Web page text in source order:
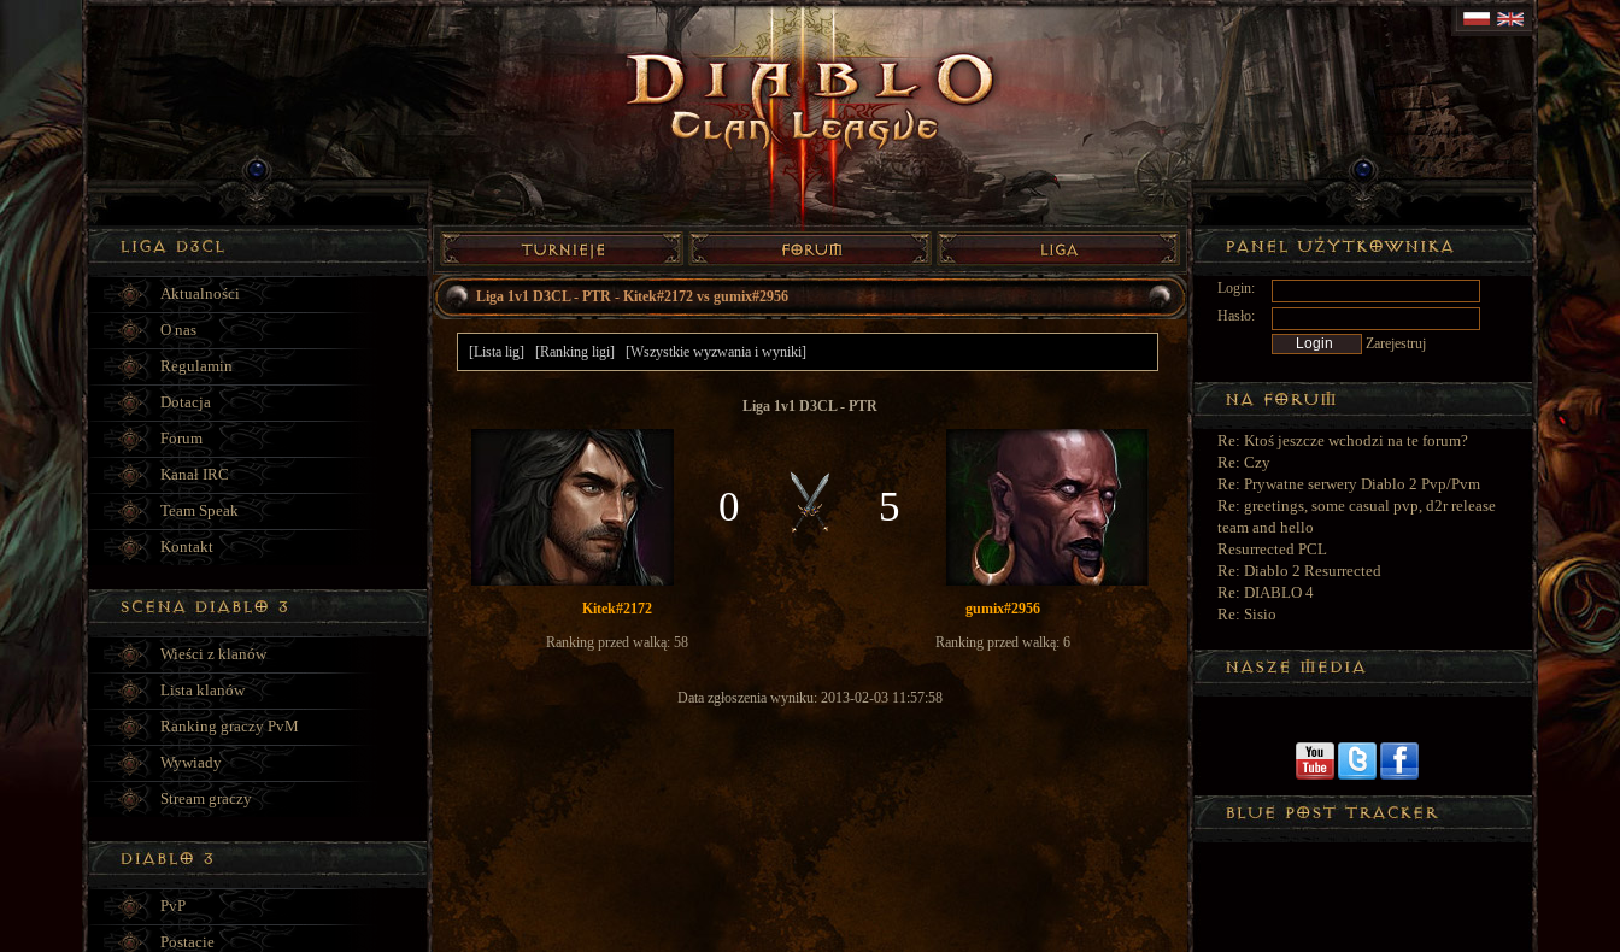
Liga 1v1 D3CL - PTR - Kitek#2172 vs gumix#2956
[Lista lig] [Ranking ligi] [Wszystkie wyzwania i wyniki]
Liga 1v1 D3CL - PTR
0 5
Kitek#2172
gumix#2956
Ranking przed walką: 58
Ranking przed walką: 6
Data zgłoszenia wyniku: 2013-02-03 11:57:58
Aktualności
O nas
Regulamin
Dotacja
Forum
Kanał IRC
Team Speak
Kontakt
Wieści z klanów
Lista klanów
Ranking graczy PvM
Wywiady
Stream graczy
PvP
Postacie
Login:
Hasło:
Zarejestruj
Re: Ktoś jeszcze wchodzi na te forum?
Re: Czy
Re: Prywatne serwery Diablo 2 Pvp/Pvm
Re: greetings, some casual pvp, d2r release
team and hello
Resurrected PCL
Re: Diablo 2 Resurrected
Re: DIABLO 4
Re: Sisio